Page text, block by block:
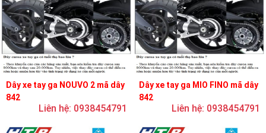
Dây xe tay ga NOUVO 2 mã dây
842
Liên hệ: 0938454791
Dây xe tay ga MIO FINO mã dây
842
Liên hệ: 0938454791